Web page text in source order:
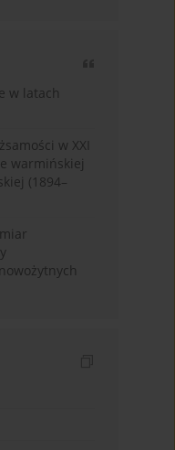
w latach
w XXI
warmińskiej
(1894–